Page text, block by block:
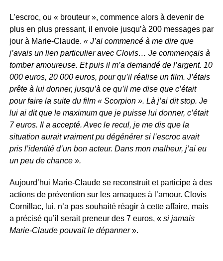
L’escroc, ou « brouteur », commence alors à devenir de
plus en plus pressant, il envoie jusqu’à 200 messages par
jour à Marie-Claude. « J’ai commencé à me dire que
j’avais un lien particulier avec Clovis… Je commençais à
tomber amoureuse. Et puis il m’a demandé de l’argent. 10
000 euros, 20 000 euros, pour qu’il réalise un film. J’étais
prête à lui donner, jusqu’à ce qu’il me dise que c’était
pour faire la suite du film « Scorpion ». Là j’ai dit stop. Je
lui ai dit que le maximum que je puisse lui donner, c’était
7 euros. Il a accepté. Avec le recul, je me dis que la
situation aurait vraiment pu dégénérer si l’escroc avait
pris l’identité d’un bon acteur. Dans mon malheur, j’ai eu
un peu de chance ».
Aujourd’hui Marie-Claude se reconstruit et participe à des
actions de prévention sur les arnaques à l’amour. Clovis
Cornillac, lui, n’a pas souhaité réagir à cette affaire, mais
a précisé qu’il serait preneur des 7 euros, « si jamais
Marie-Claude pouvait le dépanner».